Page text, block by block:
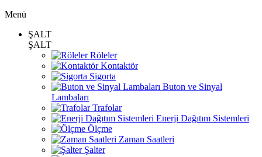
Menü
ŞALT
ŞALT
Röleler
Kontaktör
Sigorta
Buton ve Sinyal
Lambaları
Trafolar
Enerji Dağıtım Sistemleri
Ölçme
Zaman Saatleri
Şalter